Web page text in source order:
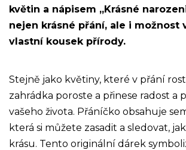
květin a nápisem „Krásné
nejen krásné přání, ale i možnost
vlastní kousek přírody.
Stejně jako květiny, které v přání
zahrádka poroste a přinese radost a
vašeho života. Přáníčko obsahuje
která si můžete zasadit a sledovat,
krásu. Tento originální dárek